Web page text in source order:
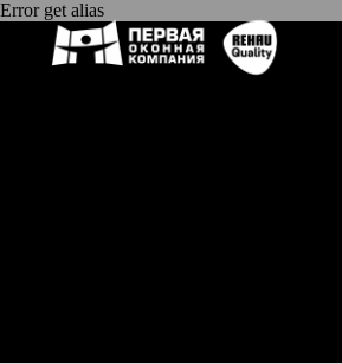
Error get alias